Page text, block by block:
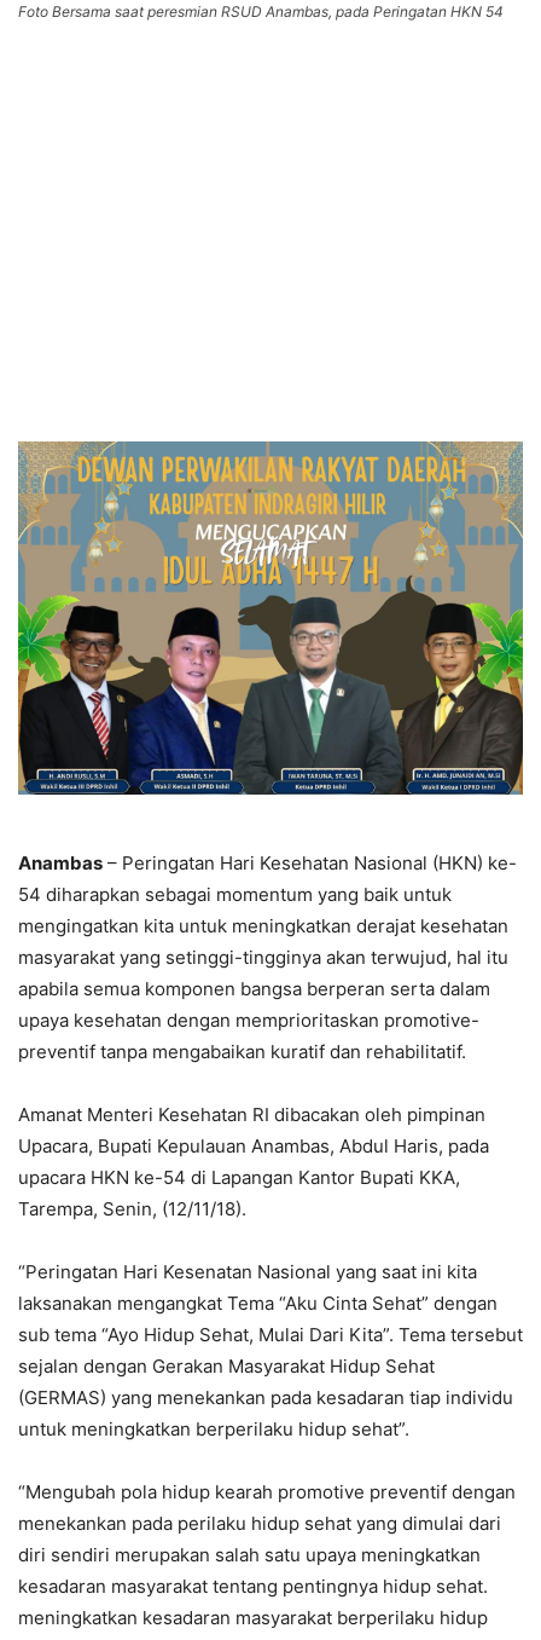
Foto Bersama saat peresmian RSUD Anambas, pada Peringatan HKN 54
Anambas – Peringatan Hari Kesehatan Nasional (HKN) ke-
54 diharapkan sebagai momentum yang baik untuk
mengingatkan kita untuk meningkatkan derajat kesehatan
masyarakat yang setinggi-tingginya akan terwujud, hal itu
apabila semua komponen bangsa berperan serta dalam
upaya kesehatan dengan memprioritaskan promotive-
preventif tanpa mengabaikan kuratif dan rehabilitatif.
Amanat Menteri Kesehatan RI dibacakan oleh pimpinan
Upacara, Bupati Kepulauan Anambas, Abdul Haris, pada
upacara HKN ke-54 di Lapangan Kantor Bupati KKA,
Tarempa, Senin, (12/11/18).
“Peringatan Hari Kesenatan Nasional yang saat ini kita
laksanakan mengangkat Tema “Aku Cinta Sehat” dengan
sub tema “Ayo Hidup Sehat, Mulai Dari Kita”. Tema tersebut
sejalan dengan Gerakan Masyarakat Hidup Sehat
(GERMAS) yang menekankan pada kesadaran tiap individu
untuk meningkatkan berperilaku hidup sehat”.
“Mengubah pola hidup kearah promotive preventif dengan
menekankan pada perilaku hidup sehat yang dimulai dari
diri sendiri merupakan salah satu upaya meningkatkan
kesadaran masyarakat tentang pentingnya hidup sehat.
meningkatkan kesadaran masyarakat berperilaku hidup